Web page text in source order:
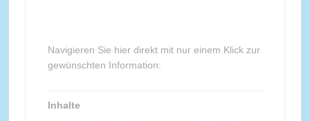
Navigieren Sie hier direkt mit nur einem Klick zur
gewünschten Information:
Inhalte